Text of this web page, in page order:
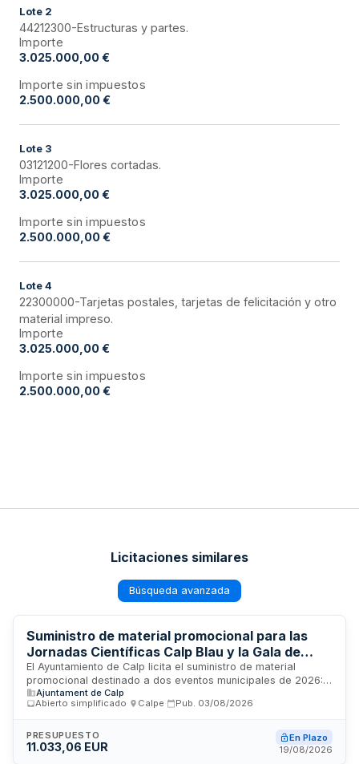
Lote 2
44212300-Estructuras y partes.
Importe
3.025.000,00 €
Importe sin impuestos
2.500.000,00 €
Lote 3
03121200-Flores cortadas.
Importe
3.025.000,00 €
Importe sin impuestos
2.500.000,00 €
Lote 4
22300000-Tarjetas postales, tarjetas de felicitación y otro
material impreso.
Importe
3.025.000,00 €
Importe sin impuestos
2.500.000,00 €
Licitaciones similares
Búsqueda avanzada
Suministro de material promocional para las
Jornadas Científicas Calp Blau y la Gala de
Viles en Flor 2026 del Ayuntamiento de Calp
El Ayuntamiento de Calp licita el suministro de material
promocional destinado a dos eventos municipales de 2026:
las Jornadas Científicas Calp Blau y la Gala de Viles en Flor.
La contratación se divide en dos lotes independientes que
procedimiento empleado es abierto simplificado abreviado,
con criterio de adjudicación basado en el precio más bajo,
Ajuntament de Calp
Abierto simplificado
Calpe Pub. 03/08/2026
PRESUPUESTO
11.033,06 EUR
En Plazo
19/08/2026